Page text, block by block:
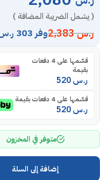
( يشمل الضريبة المضافة )
ر.س2,383 وفر 303 ر.س
قسّمها على 4 دفعات
بقيمة
ر.س
قسّمها على 4 دفعات بقيمة
ر.س
متوفر في المخزون
إضافة إلى السلة